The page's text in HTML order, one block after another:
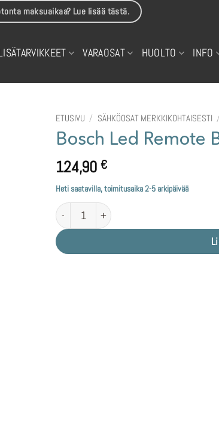
maksuaikaa? Lue lisää tästä.
VARAOSAT HUOLTO INFO
ETUSIVU / SÄHKÖOSAT MERKKIKOHTAISESTI /
Bosch Led Remote
124,90 €
Heti saatavilla, toimitusaika 2-5 arkipäivää
Bosch Led Remote BRC3600 Smart System